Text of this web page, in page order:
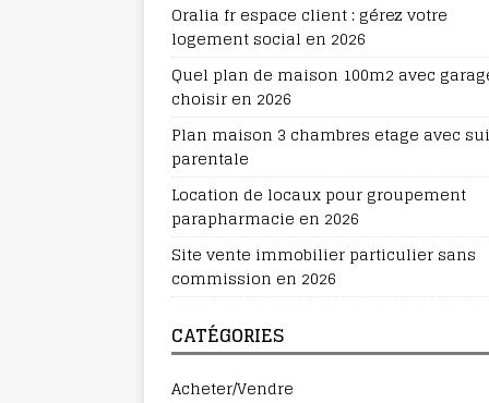
Oralia fr espace client : gérez votre
logement social en 2026
Quel plan de maison 100m2 avec
choisir en 2026
Plan maison 3 chambres etage avec
parentale
Location de locaux pour groupement
parapharmacie en 2026
Site vente immobilier particulier sans
commission en 2026
CATÉGORIES
Acheter/Vendre